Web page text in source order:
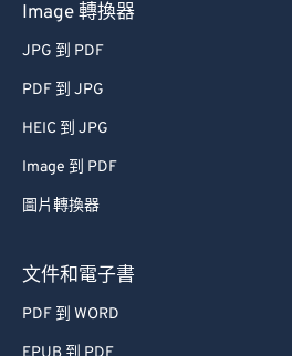
Image 轉換器
JPG 到 PDF
PDF 到 JPG
HEIC 到 JPG
Image 到 PDF
圖片轉換器
文件和電子書
PDF 到 WORD